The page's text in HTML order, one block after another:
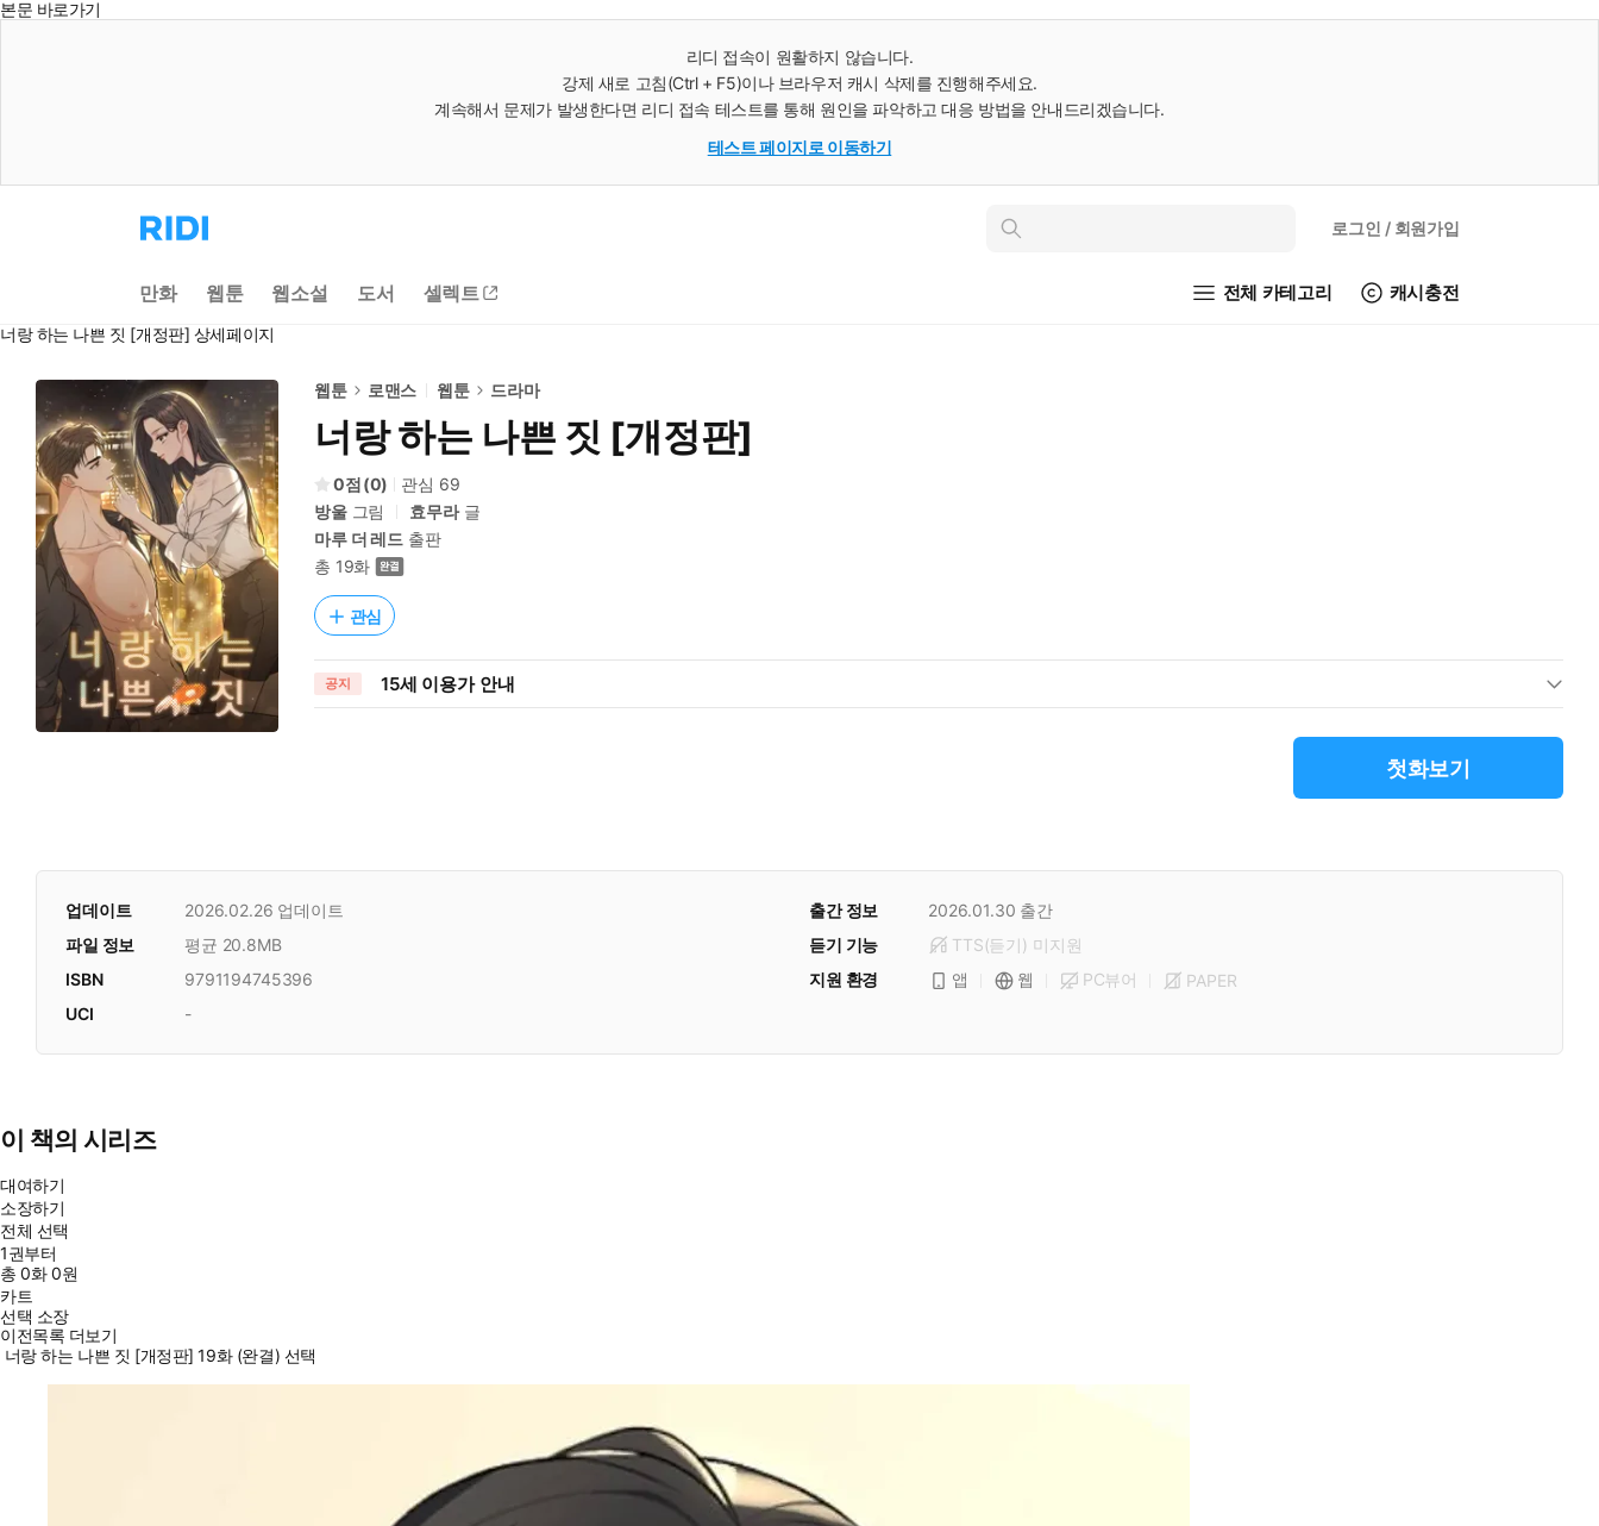
본문 바로가기
리디 접속이 원활하지 않습니다.
강제 새로 고침(Ctrl + F5)이나 브라우저 캐시 삭제를 진행해주세요.
계속해서 문제가 발생한다면 리디 접속 테스트를 통해 원인을 파악하고 대응 방법을 안내드리겠습니다.
테스트 페이지로 이동하기
리
디
으
로
동
인
로그인 / 회원가입
만화 웹툰 웹소설 도서 셀렉트 전체 카테고리 캐시충전
너랑 하는 나쁜 짓 [개정판] 상세페이지
웹툰 로맨스 웹툰 드라마
너랑 하는 나쁜 짓 [개정판]
0 (0) 관심 69
방울그림 효무라글
마루 더 레드 출판
총 19화
관심
공지 15세 이용가 안내
첫화보기
업데이트 2026.02.26 업데이트 출간 정보 2026.01.30 출간
듣기 기능
TTS(듣기) 미지원
파일 정보
평균 20.8MB
지원 환경
앱 웹 PC뷰어 PAPER
ISBN
9791194745396
UCI
-
이 책의 시리즈
대여하기
소장하기
전체 선택
1권부터
총0화0원
카트
선택 소장
이전목록 더보기
너랑 하는 나쁜 짓 [개정판] 19화 (완결) 선택